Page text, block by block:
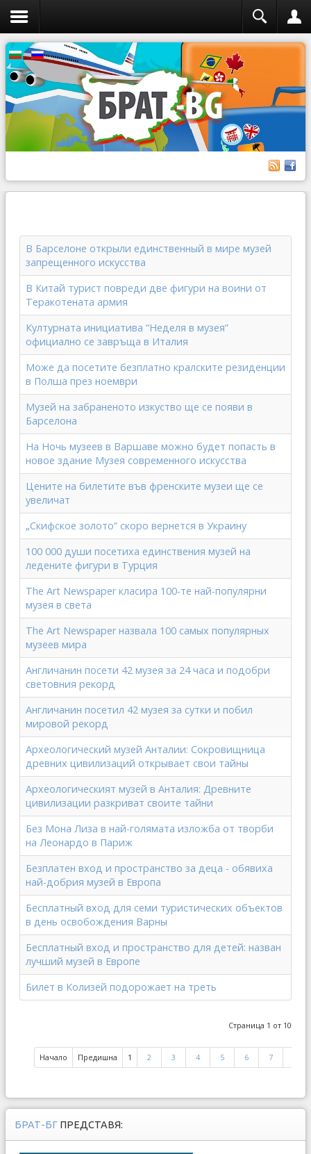
В Барселоне открыли единственный в мире музей
запрещенного искусства
В Китай турист повреди две фигури на воини от
Теракотената армия
Културната инициатива “Неделя в музея”
официално се завръща в Италия
Може да посетите безплатно кралските резиденции
в Полша през ноември
Музей на забраненото изкуство ще се появи в
Барселона
На Ночь музеев в Варшаве можно будет попасть в
новое здание Музея современного искусства
Цените на билетите във френските музеи ще се
увеличат
„Скифское золото” скоро вернется в Украину
100 000 души посетиха единствения музей на
ледените фигури в Турция
The Art Newspaper класира 100-те най-популярни
музея в света
The Art Newspaper назвала 100 самых популярных
музеев мира
Англичанин посети 42 музея за 24 часа и подобри
световния рекорд
Англичанин посетил 42 музея за сутки и побил
мировой рекорд
Археологический музей Анталии: Сокровищница
древних цивилизаций открывает свои тайны
Археологическият музей в Анталия: Древните
цивилизации разкриват своите тайни
Без Мона Лиза в най-голямата изложба от творби
на Леонардо в Париж
Безплатен вход и пространство за деца - обявиха
най-добрия музей в Европа
Бесплатный вход для семи туристических объектов
в день освобождения Варны
Бесплатный вход и пространство для детей: назван
лучший музей в Европе
Билет в Колизей подорожает на треть
Страница 1 от 10
Начало Предишна 1 2 3 4 5 6 7
БРАТ-БГ ПРЕДСТАВЯ: